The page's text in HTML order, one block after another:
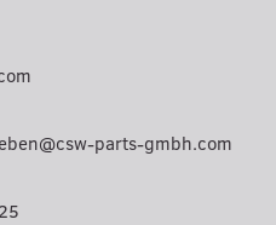
parts-gmbh.com